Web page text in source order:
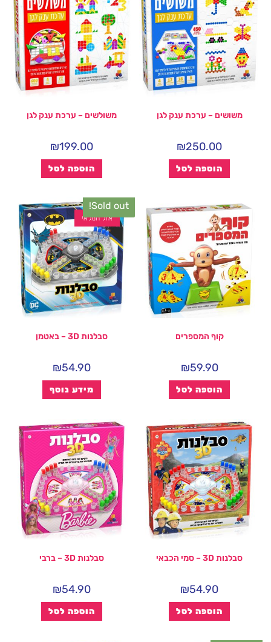
משושים – ערכת ענק לגן
₪250.00
הוספה לסל
משולשים – ערכת ענק לגן
₪199.00
הוספה לסל
קוף המספרים
₪59.90
הוספה לסל
Sold out!
אזל המלאי
סבלנות 3D – באטמן
₪54.90
מידע נוסף
סבלנות 3D – סמי הכבאי
₪54.90
הוספה לסל
סבלנות 3D – ברבי
₪54.90
הוספה לסל